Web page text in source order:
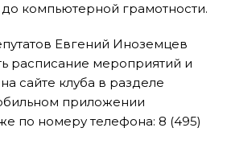
компьютерной грамотности.
Евгений Иноземцев
расписание мероприятий и
сайте клуба в разделе
приложении
по номеру телефона: 8 (495)